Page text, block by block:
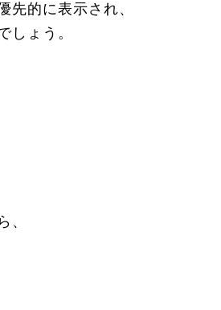
先的に表示され、
しょう。
、